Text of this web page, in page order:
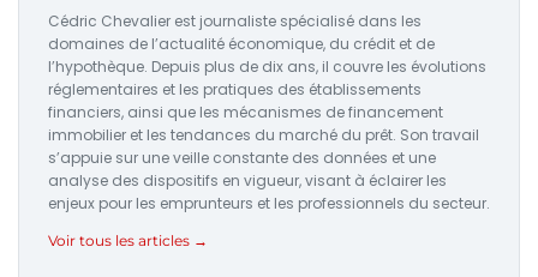
Cédric Chevalier est journaliste spécialisé dans les
domaines de l’actualité économique, du crédit et de
l’hypothèque. Depuis plus de dix ans, il couvre les évolutions
réglementaires et les pratiques des établissements
financiers, ainsi que les mécanismes de financement
immobilier et les tendances du marché du prêt. Son travail
s’appuie sur une veille constante des données et une
analyse des dispositifs en vigueur, visant à éclairer les
enjeux pour les emprunteurs et les professionnels du secteur.
Voir tous les articles →